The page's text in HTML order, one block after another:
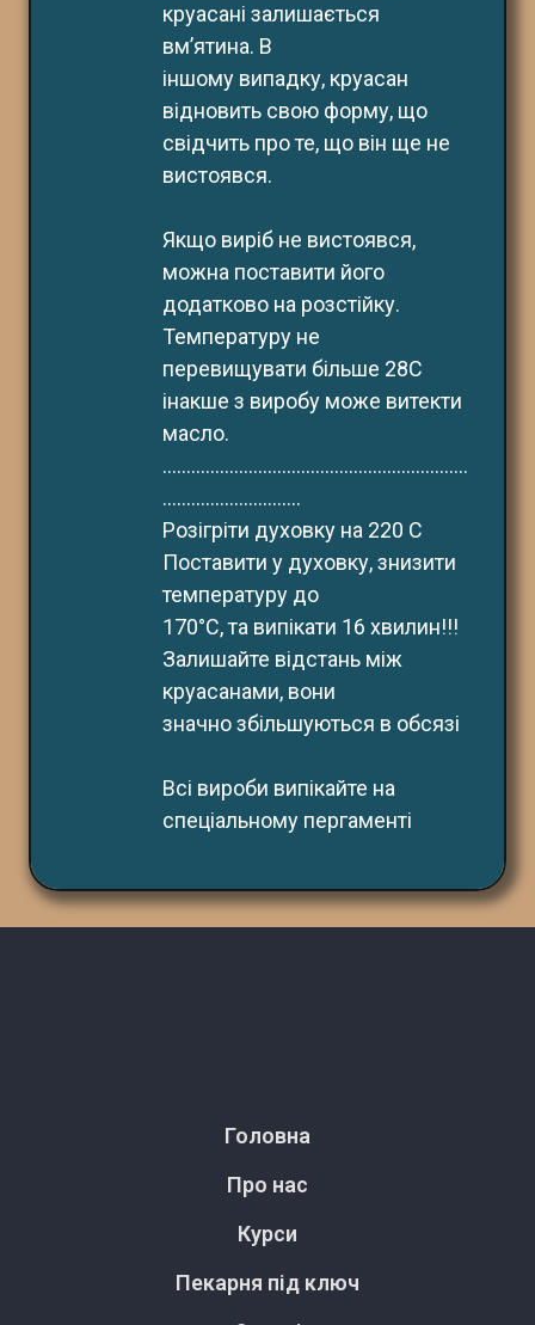
круасані залишається
вм’ятина. В
іншому випадку, круасан
відновить свою форму, що
свідчить про те, що він ще не
вистоявся.
Якщо виріб не вистоявся,
можна поставити його
додатково на розстійку.
Температуру не
перевищувати більше 28С
інакше з виробу може витекти
масло.
................................................................
.............................
Розігріти духовку на 220 С
Поставити у духовку, знизити
температуру до
170°С, та випікати 16 хвилин!!!
Залишайте відстань між
круасанами, вони
значно збільшуються в обсязі
Всі вироби випікайте на
спеціальному пергаменті
Головна
Про нас
Курси
Пекарня під ключ